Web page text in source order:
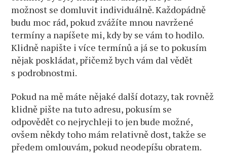
možnost se domluvit individuálně. Každopádně
budu moc rád, pokud zvážíte mnou navržené
termíny a napíšete mi, kdy by se vám to hodilo.
Klidně napište i více termínů a já se to pokusím
nějak poskládat, přičemž bych vám dal vědět
s podrobnostmi.
Pokud na mě máte nějaké další dotazy, tak rovněž
klidně pište na tuto adresu, pokusím se
odpovědět co nejrychleji to jen bude možné,
ovšem někdy toho mám relativně dost, takže se
předem omlouvám, pokud neodepíšu obratem.